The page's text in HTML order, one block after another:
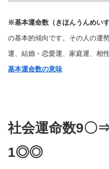
※基本運命数（きほんうんめいす
の基本的傾向です。その人の運
運、結婚・恋愛運、家庭運、相
基本運命数の意味
社会運命数9〇
1◎◎